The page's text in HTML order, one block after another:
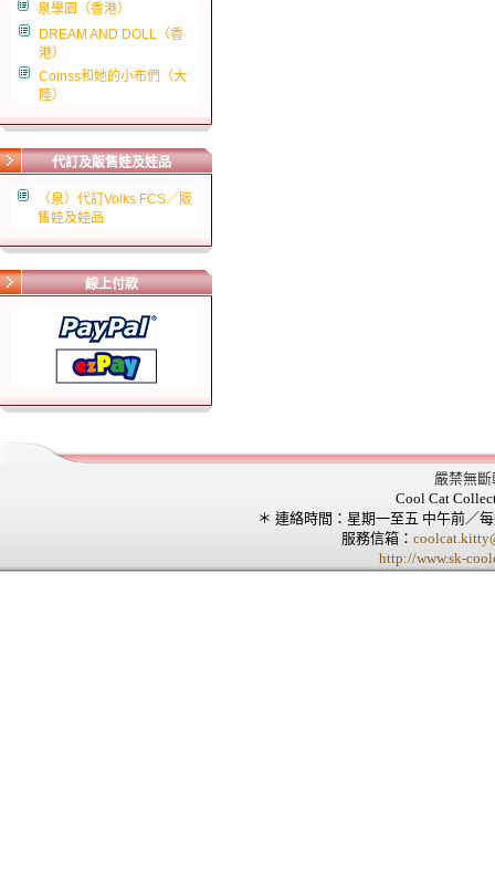
泉學園（香港）
DREAM AND DOLL（香
港）
Coinss和她的小布們（大
陸）
代訂及販售娃及娃品
（泉）代訂Volks FCS／販
售娃及娃品
線上付款
嚴禁無
Cool Cat
＊ 連絡時間：星期一至五 中午前／
服務信箱：
http://www.sk-